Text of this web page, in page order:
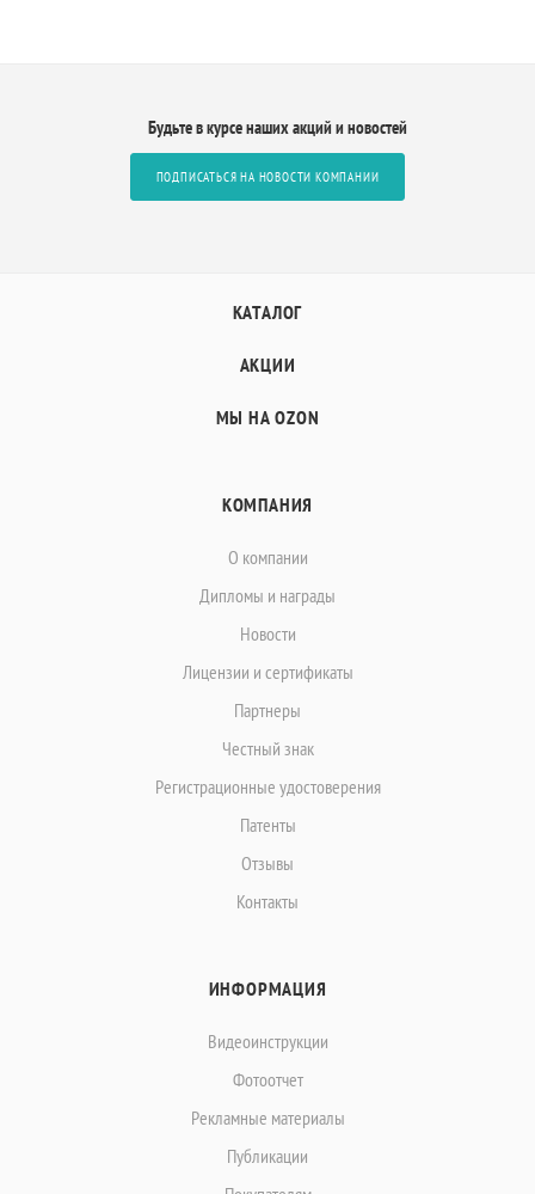
Будьте в курсе наших акций и новостей
ПОДПИСАТЬСЯ НА НОВОСТИ КОМПАНИИ
КАТАЛОГ
АКЦИИ
МЫ НА OZON
КОМПАНИЯ
О компании
Дипломы и награды
Новости
Лицензии и сертификаты
Партнеры
Честный знак
Регистрационные удостоверения
Патенты
Отзывы
Контакты
ИНФОРМАЦИЯ
Видеоинструкции
Фотоотчет
Рекламные материалы
Публикации